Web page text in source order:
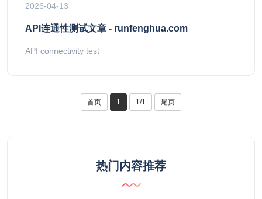
2026-04-13
API连通性测试文章 - runfenghua.com
API connectivity test
首页 1 1/1 尾页
热门内容推荐